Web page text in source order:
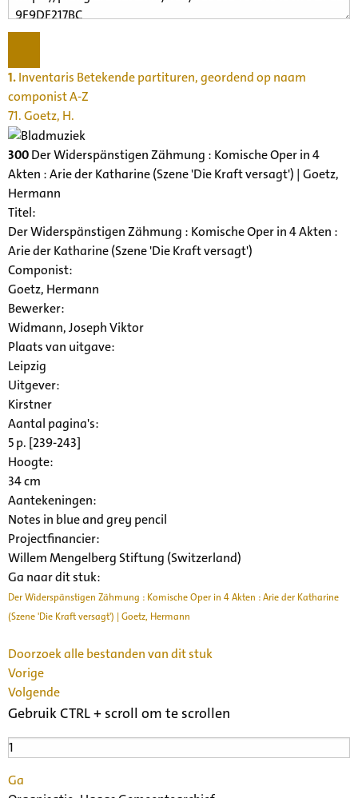
1.Inventaris Betekende partituren, geordend op naam
componist A-Z
71. Goetz, H.
300Der Widerspänstigen Zähmung : Komische Oper in 4
Akten : Arie der Katharine (Szene 'Die Kraft versagt') | Goetz,
Hermann
Titel:
Der Widerspänstigen Zähmung : Komische Oper in 4 Akten :
Arie der Katharine (Szene 'Die Kraft versagt')
Componist:
Goetz, Hermann
Bewerker:
Widmann, Joseph Viktor
Plaats van uitgave:
Leipzig
Uitgever:
Kirstner
Aantal pagina's:
5 p. [239-243]
Hoogte:
34 cm
Aantekeningen:
Notes in blue and grey pencil
Projectfinancier:
Willem Mengelberg Stiftung (Switzerland)
Ga naar dit stuk:
Der Widerspänstigen Zähmung : Komische Oper in 4 Akten : Arie der Katharine
(Szene 'Die Kraft versagt') | Goetz, Hermann
Doorzoek alle bestanden van dit stuk
Vorige
Volgende
Gebruik CTRL + scroll om te scrollen
Ga